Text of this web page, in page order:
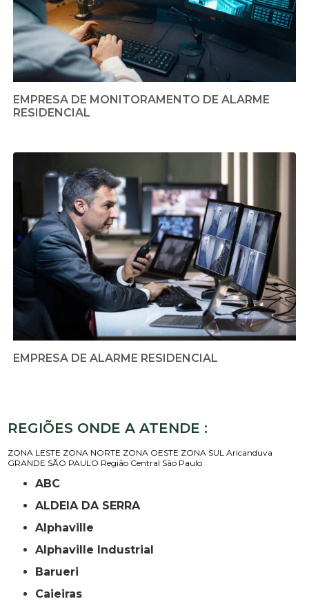
EMPRESA DE MONITORAMENTO DE ALARME
RESIDENCIAL
EMPRESA DE ALARME RESIDENCIAL
REGIÕES ONDE A ATENDE :
ZONA LESTE ZONA NORTE ZONA OESTE ZONA SUL Aricanduva
GRANDE SÃO PAULO Região Central São Paulo
ABC
ALDEIA DA SERRA
Alphaville
Alphaville Industrial
Barueri
Caieiras